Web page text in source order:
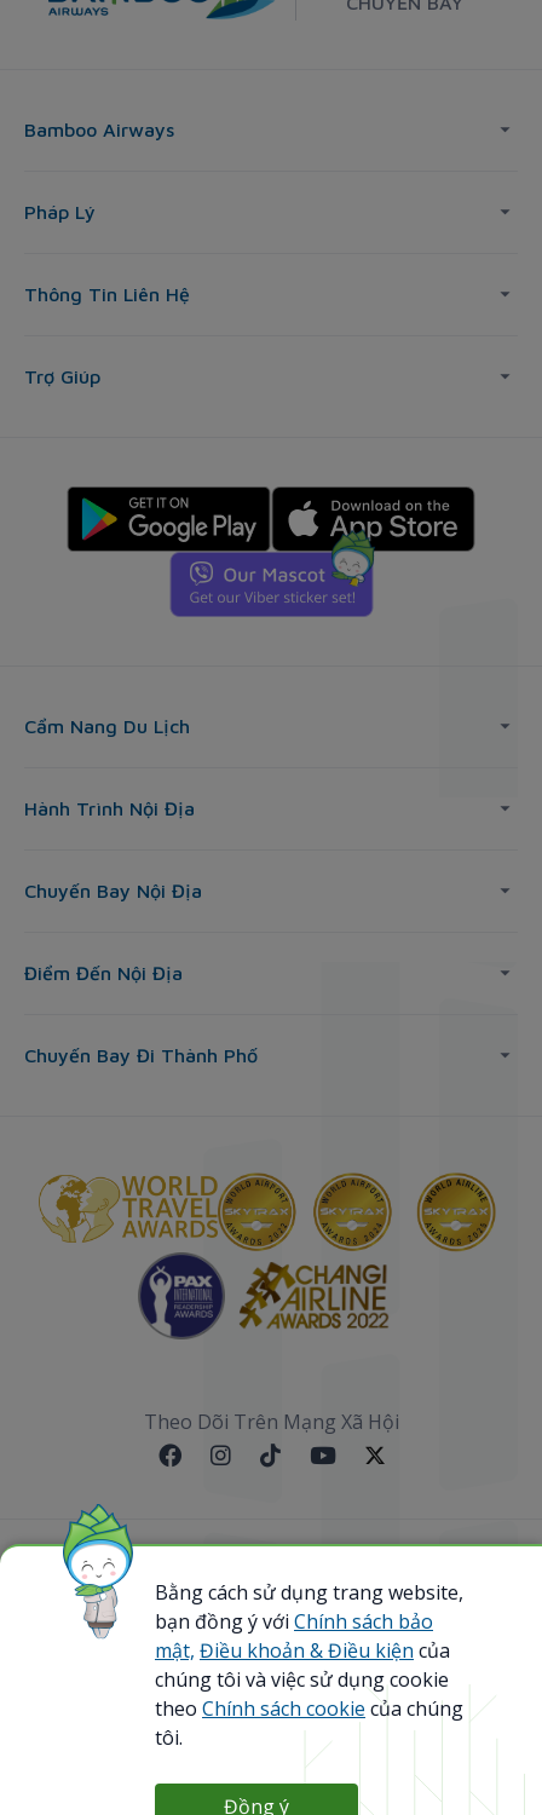
Bamboo Airways
Pháp Lý
Thông Tin Liên Hệ
Trợ Giúp
Cẩm Nang Du Lịch
Hành Trình Nội Địa
Chuyến Bay Nội Địa
Điểm Đến Nội Địa
Chuyến Bay Đi Thành Phố
Theo Dõi Trên Mạng Xã Hội
Sơ đồ website
@ 2023 Bamboo Airways Copyright. All Rights
Reserved.
Business Registration Code: 0107867370
Bằng cách sử dụng trang website,
bạn đồng ý với Chính sách bảo
mật, Điều khoản & Điều kiện của
chúng tôi và việc sử dụng cookie
theo Chính sách cookie của chúng
tôi.
Đồng ý